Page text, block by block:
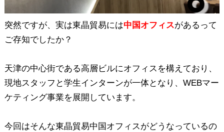
突然ですが、実は東晶貿易には中国オフィスがあるって
ご存知でしたか？
天津の中心街である高層ビルにオフィスを構えており、
現地スタッフと学生インターンが一体となり、WEBマー
ケティング事業を展開しています。
今回はそんな東晶貿易中国オフィスがどうなっているの